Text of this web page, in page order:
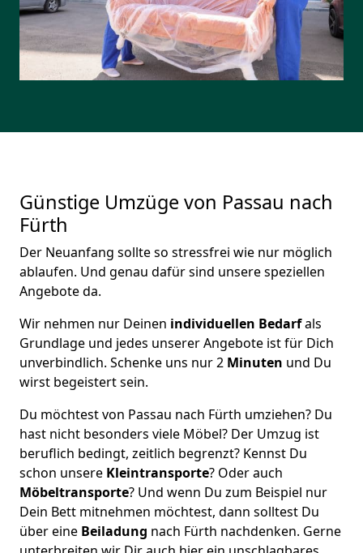
Günstige Umzüge von Passau nach
Fürth
Der Neuanfang sollte so stressfrei wie nur möglich
ablaufen. Und genau dafür sind unsere speziellen
Angebote da.
Wir nehmen nur Deinen individuellen Bedarfals
Grundlage und jedes unserer Angebote ist für Dich
unverbindlich. Schenke uns nur 2 Minuten und Du
wirst begeistert sein.
Du möchtest von Passau nach Fürth umziehen? Du
hast nicht besonders viele Möbel? Der Umzug ist
beruflich bedingt, zeitlich begrenzt? Kennst Du
schon unsere Kleintransporte? Oder auch
Möbeltransporte? Und wenn Du zum Beispiel nur
Dein Bett mitnehmen möchtest, dann solltest Du
über eine Beiladung nach Fürth nachdenken. Gerne